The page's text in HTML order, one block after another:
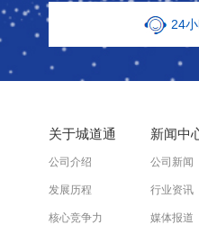
24
关于城道通
公司介绍
发展历程
核心竞争力
新闻中
公司新闻
行业资讯
媒体报道